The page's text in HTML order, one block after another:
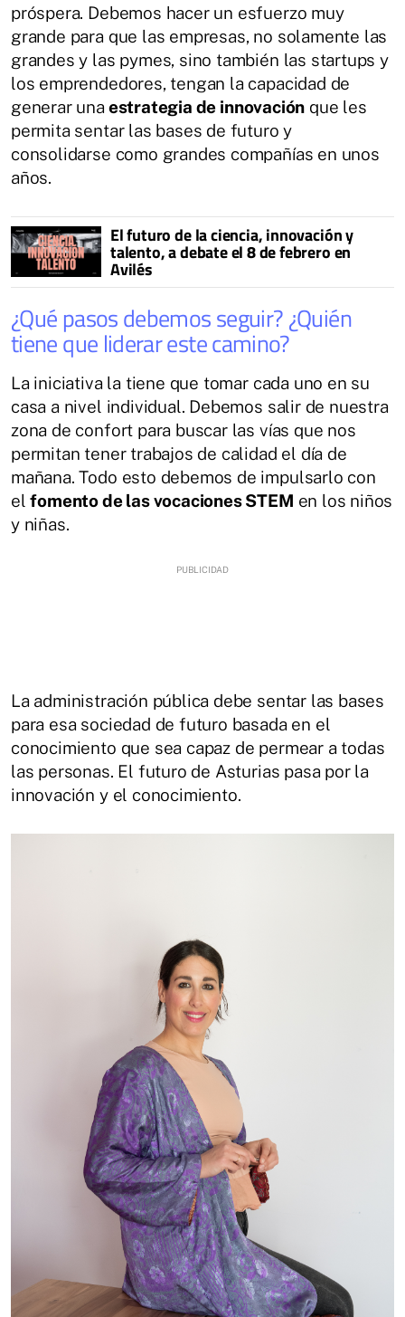
próspera. Debemos hacer un esfuerzo muy
grande para que las empresas, no solamente las
grandes y las pymes, sino también las startups y
los emprendedores, tengan la capacidad de
generar una estrategia de innovación que les
permita sentar las bases de futuro y
consolidarse como grandes compañías en unos
años.
El futuro de la ciencia, innovación y
talento, a debate el 8 de febrero en
Avilés
¿Qué pasos debemos seguir? ¿Quién
tiene que liderar este camino?
La iniciativa la tiene que tomar cada uno en su
casa a nivel individual. Debemos salir de nuestra
zona de confort para buscar las vías que nos
permitan tener trabajos de calidad el día de
mañana. Todo esto debemos de impulsarlo con
elfomento de las vocaciones STEM en los niños
y niñas.
La administración pública debe sentar las bases
para esa sociedad de futuro basada en el
conocimiento que sea capaz de permear a todas
las personas. El futuro de Asturias pasa por la
innovación y el conocimiento.